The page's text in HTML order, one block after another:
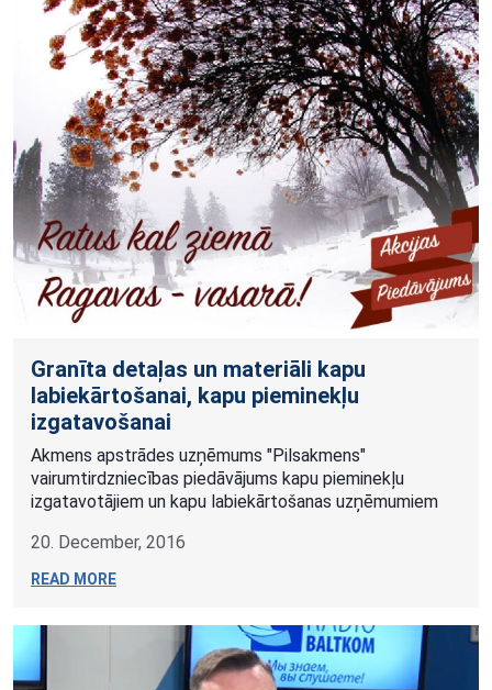
Granīta detaļas un materiāli kapu
labiekārtošanai, kapu pieminekļu
izgatavošanai
Akmens apstrādes uzņēmums "Pilsakmens"
vairumtirdzniecības piedāvājums kapu pieminekļu
izgatavotājiem un kapu labiekārtošanas uzņēmumiem
20. December, 2016
READ MORE